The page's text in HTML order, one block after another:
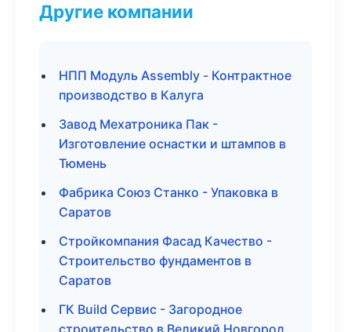
Другие компании
НПП Модуль Assembly - Контрактное
производство в Калуга
Завод Мехатроника Пак -
Изготовление оснастки и штампов в
Тюмень
Фабрика Союз Станко - Упаковка в
Саратов
Стройкомпания Фасад Качество -
Строительство фундаментов в
Саратов
ГК Build Сервис - Загородное
строительство в Великий Новгород